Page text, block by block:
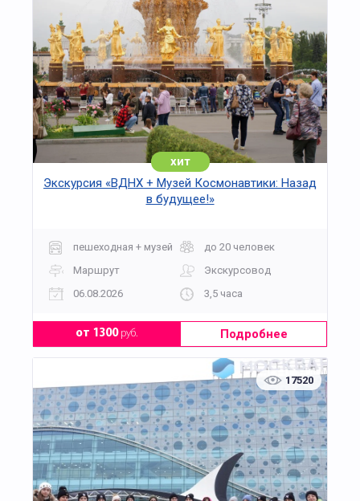
хит
Экскурсия «ВДНХ + Музей Космонавтики: Назад
в будущее!»
пешеходная + музей
до 20 человек
Маршрут
Экскурсовод
06.08.2026
3,5 часа
от 1300руб. Подробнее
17520